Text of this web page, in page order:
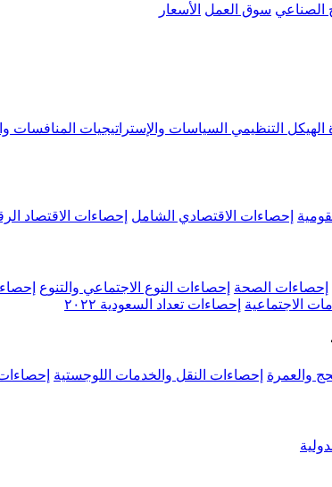
الصناعي سوق العمل الأسعار
الهيكل التنظيمي السياسات والإستراتيجيات المنافسات
إحصاءات الاقتصادي الشامل إحصاءات الاقتصاد
إحصاءات الصحة إحصاءات النوع الاجتماعي والتنوع
الاجتماعية إحصاءات تعداد السعودية ٢٠٢٢
والعمرة إحصاءات النقل والخدمات اللوجستية إحصاءات